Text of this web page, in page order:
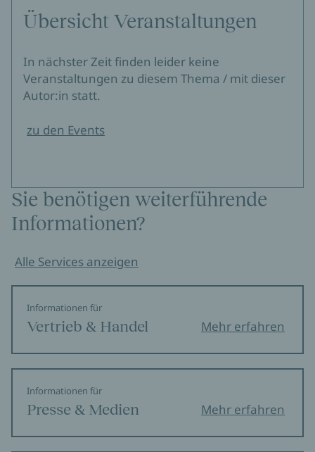
Übersicht Veranstaltungen
In nächster Zeit finden leider keine
Veranstaltungen zu diesem Thema / mit dieser
Autor:in statt.
zu den Events
Sie benötigen weiterführende
Informationen?
Alle Services anzeigen
Informationen für
Vertrieb & Handel Mehr erfahren
Informationen für
Presse & Medien Mehr erfahren